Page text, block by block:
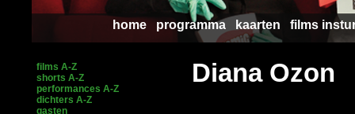
home programma kaarten films
films A-Z
shorts A-Z
performances A-Z
dichters A-Z
gasten
Diana Ozon